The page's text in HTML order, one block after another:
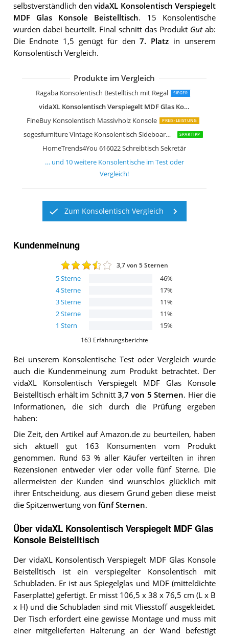
selbstverständlich denvidaXL Konsolentisch Verspiegelt
MDF Glas Konsole Beistelltisch. 15 Konsolentische
wurden dabei beurteilt. Final schnitt das Produkt Gutab:
Die Endnote 1,5 genügt für den7. Platz in unserem
Konsolentisch Vergleich.
Produkte im Vergleich
Ragaba Konsolentisch Bestelltisch mit Regal SIEGER
vidaXL Konsolentisch Verspiegelt MDF Glas Konsole Beistelltisch
FineBuy Konsolentisch Massivholz Konsole
PREIS-LEISTUNG
sogesfurniture Vintage Konsolentisch Sideboard Beistelltisch SPARTIPP
HomeTrends4You 616022 Schreibtisch Sekretär
[en.casa]
… und 10weitere Konsolentischeim Test oder
Vergleich!
Zum Konsolentisch Vergleich
Kundenmeinung
3,7von 5 Sternen
5Sterne 46%
4Sterne 17%
3Sterne 11%
2Sterne 11%
1 Stern 15%
163 Erfahrungsberichte
Bei unserem KonsolentischeTest oder Vergleich wurde
auch die Kundenmeinung zum Produkt betrachtet. Der
vidaXL Konsolentisch Verspiegelt MDF Glas Konsole
Beistelltisch erhält im Schnitt3,7 von 5 Sternen. Hier die
Informationen, die sich durch die Prüfung ergeben
haben:
Die Zeit, den Artikel auf Amazon.de zu beurteilen, haben
sich aktuell gut 163 Konsumenten vom Produkt
genommen. Rund 63 % aller Käufer verteilten in ihren
Rezensionen entweder vier oder volle fünf Sterne. Die
allermeisten der Kunden sind wunschlos glücklich mit
ihrer Entscheidung, aus diesem Grund geben diese meist
die Spitzenwertung von fünf Sternen.
Über vidaXL Konsolentisch Verspiegelt MDF Glas
Konsole Beistelltisch
Der vidaXL Konsolentisch Verspiegelt MDF Glas Konsole
Beistelltisch ist ein verspiegelter Konsolentisch mit
Schubladen. Er ist aus Spiegelglas und MDF (mitteldichte
Faserplatte) gefertigt. Er misst 106,5 x 38 x 76,5 cm (L x B
x H) und die Schubladen sind mit Vliesstoff ausgekleidet.
Der Tisch erfordert eine gewisse Montage und muss mit
einer mitgelieferten Halterung an der Wand befestigt